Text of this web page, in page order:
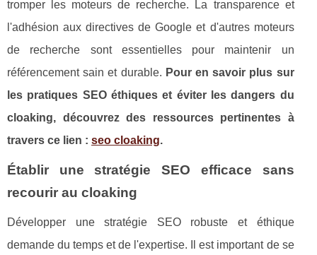
tromper les moteurs de recherche. La transparence et
l'adhésion aux directives de Google et d'autres moteurs
de recherche sont essentielles pour maintenir un
référencement sain et durable. Pour en savoir plus sur
les pratiques SEO éthiques et éviter les dangers du
cloaking, découvrez des ressources pertinentes à
travers ce lien : seo cloaking.
Établir une stratégie SEO efficace sans
recourir au cloaking
Développer une stratégie SEO robuste et éthique
demande du temps et de l'expertise. Il est important de se